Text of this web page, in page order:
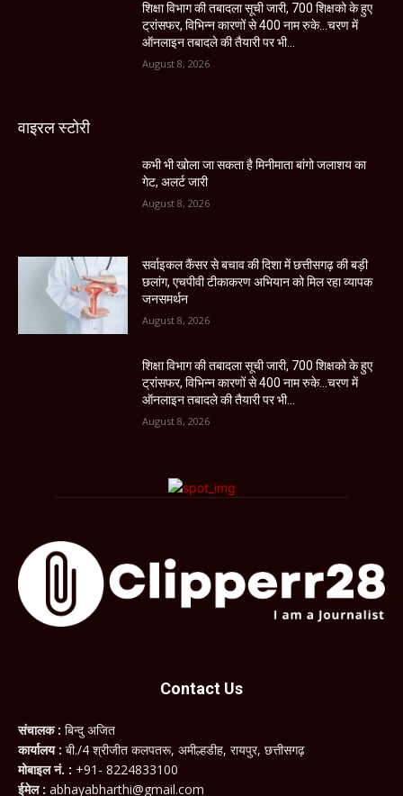
शिक्षा विभाग की तबादला सूची जारी, 700 शिक्षको के हुए
ट्रांसफर, विभिन्न कारणों से 400 नाम रुके…चरण में
ऑनलाइन तबादले की तैयारी पर भी...
August 8, 2026
वाइरल स्टोरी
कभी भी खोला जा सकता है मिनीमाता बांगो जलाशय का
गेट, अलर्ट जारी
August 8, 2026
सर्वाइकल कैंसर से बचाव की दिशा में छत्तीसगढ़ की बड़ी
छलांग, एचपीवी टीकाकरण अभियान को मिल रहा व्यापक
जनसमर्थन
August 8, 2026
शिक्षा विभाग की तबादला सूची जारी, 700 शिक्षको के हुए
ट्रांसफर, विभिन्न कारणों से 400 नाम रुके…चरण में
ऑनलाइन तबादले की तैयारी पर भी...
August 8, 2026
Contact Us
संचालक : बिन्दु अजित
कार्यालय : बी./4 श्रीजीत कलपतरू, अमील्हडीह, रायपुर, छत्तीसगढ़
मोबाइल नं. : +91- 8224833100
ईमेल : abhayabharthi@gmail.com